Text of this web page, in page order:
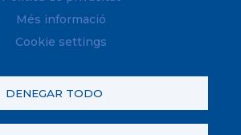
de Santanyi. Todos los derechos
reservados.
Més informació
Cookie settings
DENEGAR TODO